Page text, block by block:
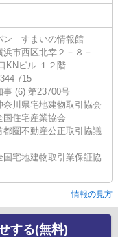
ン すまいの情報館
浜市西区北幸２－８－
KNビル １２階
715
事 (6) 第23700号
奈川県宅地建物取引協会
国住宅産業協会
都圏不動産公正取引協議
国宅地建物取引業保証協
情報の見方
する(無料)